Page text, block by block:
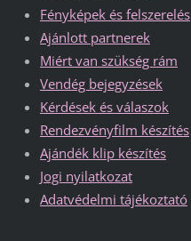
Fényképek és felszerelés
Ajánlott partnerek
Miért van szükség rám
Vendég bejegyzések
Kérdések és válaszok
Rendezvényfilm készítés
Ajándék klip készítés
Jogi nyilatkozat
Adatvédelmi tájékoztató